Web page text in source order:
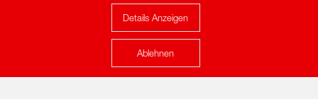
Karte anzeigen
Details Anzeigen
Ablehnen